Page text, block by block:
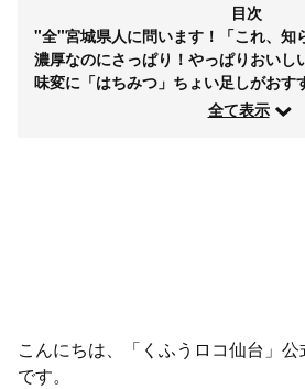
目次
"全"宮城県人に問います！「これ、知
濃厚なのにさっぱり！やっぱりおい
味変に「はちみつ」ちょい足しがおす
全て表示
こんにちは、「くふうロコ仙台」
です。